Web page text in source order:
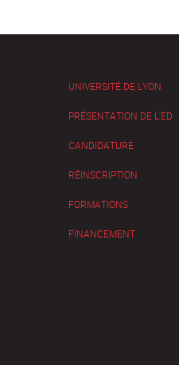
UNIVERSITÉ DE LYON
PRÉSENTATION DE L'ED
CANDIDATURE
RÉINSCRIPTION
FORMATIONS
FINANCEMENT